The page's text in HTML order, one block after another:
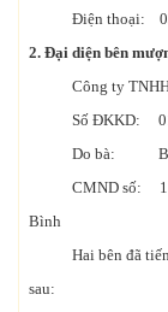
Điện thoại:
2. Đại diện bên
Công ty TNHH
Số ĐKKD: 01
Do bà: Bùi Thị
CMND số:
Bình
Hai bên đã tiến
sau: